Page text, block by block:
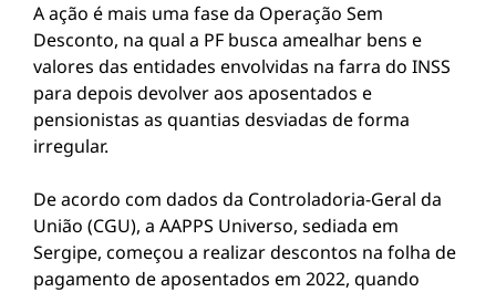
A ação é mais uma fase da Operação Sem
Desconto, na qual a PF busca amealhar bens e
valores das entidades envolvidas na farra do INSS
para depois devolver aos aposentados e
pensionistas as quantias desviadas de forma
irregular.
De acordo com dados da Controladoria-Geral da
União (CGU), a AAPPS Universo, sediada em
Sergipe, começou a realizar descontos na folha de
pagamento de aposentados em 2022, quando